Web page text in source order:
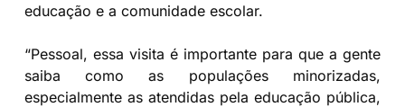
educação e a comunidade escolar.
“Pessoal, essa visita é importante para que a gente
saiba como as populações minorizadas,
especialmente as atendidas pela educação pública,